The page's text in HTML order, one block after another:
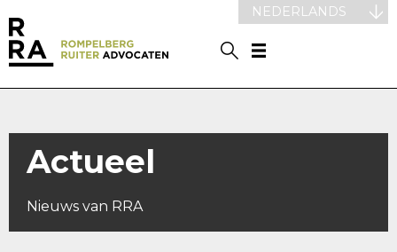
NEDERLANDS
Actueel
Nieuws van RRA